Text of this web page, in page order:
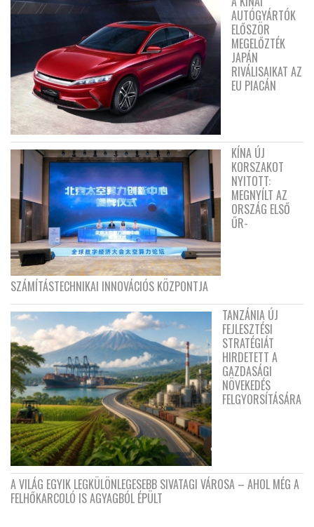
AUTÓGYÁRTÓK
ELŐSZÖR
MEGELŐZTÉK
JAPÁN
RIVÁLISAIKAT AZ
EU PIACÁN
KÍNA ÚJ
KORSZAKOT
NYITOTT:
MEGNYÍLT AZ
ORSZÁG ELSŐ
ŰR-
SZÁMÍTÁSTECHNIKAI INNOVÁCIÓS KÖZPONTJA
TANZÁNIA ÚJ
FEJLESZTÉSI
STRATÉGIÁT
HIRDETETT A
GAZDASÁGI
NÖVEKEDÉS
FELGYORSÍTÁSÁRA
A VILÁG EGYIK LEGKÜLÖNLEGESEBB SIVATAGI VÁROSA – AHOL MÉG A
FELHŐKARCOLÓ IS AGYAGBÓL ÉPÜLT